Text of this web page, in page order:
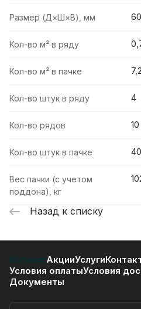
Размер (Д×Ш×В), мм
Кол-во м² в ряду
Кол-во м² в пачке
Кол-во штук в ряду 4
Кол-во рядов 10
Кол-во штук в пачке 40
Вес пачки (с учетом
поддона), кг
Назад к списку
КаталогАкцииУслуги
Условия оплатыУсловия
Документы